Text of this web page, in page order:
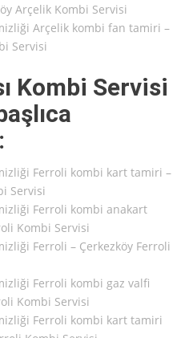
Arçelik Kombi Servisi
Arçelik kombi fan tamiri –
Servisi
Kombi Servisi
Ferroli kombi kart tamiri –
Servisi
Ferroli kombi anakart
Kombi Servisi
Ferroli – Çerkezköy Ferroli
Ferroli kombi gaz valfi
Kombi Servisi
Ferroli kombi kart tamiri